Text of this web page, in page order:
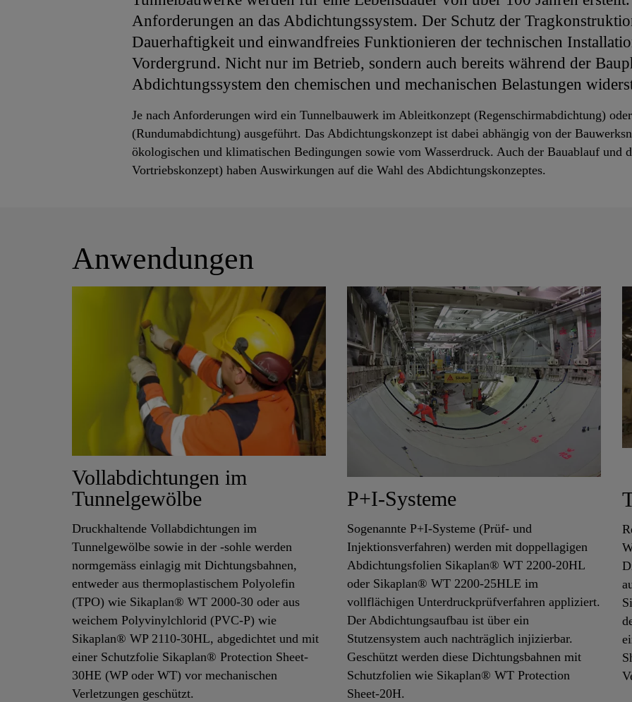
Anforderungen an das Abdichtungssystem. Der Schutz der
Dauerhaftigkeit und einwandfreies Funktionieren der technischen
Vordergrund. Nicht nur im Betrieb, sondern auch bereits während der
Abdichtungssystem den chemischen und mechanischen Belastungen
Je nach Anforderungen wird ein Tunnelbauwerk im Ableitkonzept (Regenschirmabdichtung)
(Rundumabdichtung) ausgeführt. Das Abdichtungskonzept ist dabei abhängig von der
ökologischen und klimatischen Bedingungen sowie vom Wasserdruck. Auch der Bauablauf und
Vortriebskonzept) haben Auswirkungen auf die Wahl des Abdichtungskonzeptes.
Anwendungen
Vollabdichtungen im
Tunnelgewölbe
Druckhaltende Vollabdichtungen im
Tunnelgewölbe sowie in der -sohle werden
normgemäss einlagig mit Dichtungsbahnen,
entweder aus thermoplastischem Polyolefin
(TPO) wie Sikaplan® WT 2000-30 oder aus
weichem Polyvinylchlorid (PVC-P) wie
Sikaplan® WP 2110-30HL, abgedichtet und mit
einer Schutzfolie Sikaplan® Protection Sheet-
30HE (WP oder WT) vor mechanischen
Verletzungen geschützt.
P+I-Systeme
Sogenannte P+I-Systeme (Prüf- und
Injektionsverfahren) werden mit doppellagigen
Abdichtungsfolien Sikaplan® WT 2200-20HL
oder Sikaplan® WT 2200-25HLE im
vollflächigen Unterdruckprüfverfahren appliziert.
Der Abdichtungsaufbau ist über ein
Stutzensystem auch nachträglich injizierbar.
Geschützt werden diese Dichtungsbahnen mit
Schutzfolien wie Sikaplan® WT Protection
Sheet-20H.